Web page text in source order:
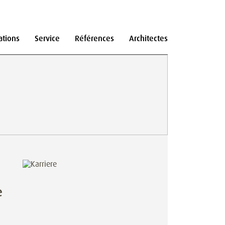
Service Références Architectes